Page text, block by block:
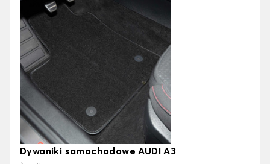
Dywaniki samochodowe AUDI A3